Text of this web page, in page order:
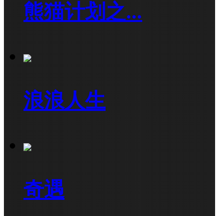
熊猫计划之...
浪浪人生
奇遇